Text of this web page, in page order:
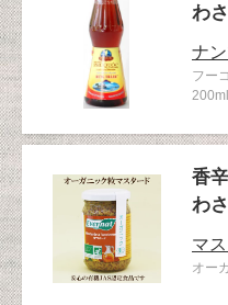
わ
ナ
フー
200ml
香
わ
マ
オー